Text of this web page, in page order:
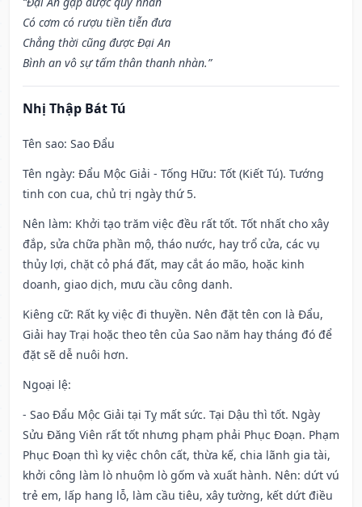
Có cơm có rượu tiền tiễn đưa
Chẳng thời cũng được Đại An
Bình an vô sự tấm thân thanh nhàn.”
Nhị Thập Bát Tú
Tên sao: Sao Đẩu
Tên ngày: Đẩu Mộc Giải - Tống Hữu: Tốt (Kiết Tú). Tướng
tinh con cua, chủ trị ngày thứ 5.
Nên làm: Khởi tạo trăm việc đều rất tốt. Tốt nhất cho xây
đắp, sửa chữa phần mộ, tháo nước, hay trổ cửa, các vụ
thủy lợi, chặt cỏ phá đất, may cắt áo mão, hoặc kinh
doanh, giao dịch, mưu cầu công danh.
Kiêng cữ: Rất kỵ việc đi thuyền. Nên đặt tên con là Đẩu,
Giải hay Trại hoặc theo tên của Sao năm hay tháng đó để
đặt sẽ dễ nuôi hơn.
Ngoại lệ:
- Sao Đẩu Mộc Giải tại Tỵ mất sức. Tại Dậu thì tốt. Ngày
Sửu Đăng Viên rất tốt nhưng phạm phải Phục Đoạn. Phạm
Phục Đoạn thì kỵ việc chôn cất, thừa kế, chia lãnh gia tài,
khởi công làm lò nhuộm lò gốm và xuất hành. Nên: dứt vú
trẻ em, lấp hang lỗ, làm cầu tiêu, xây tường, kết dứt điều